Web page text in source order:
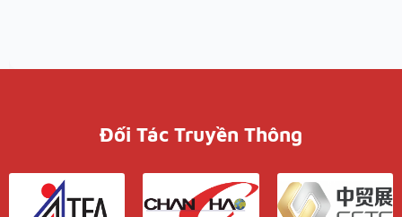
Đối Tác Truyền Thông